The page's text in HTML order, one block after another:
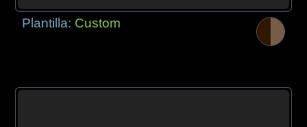
Plantilla: Custom